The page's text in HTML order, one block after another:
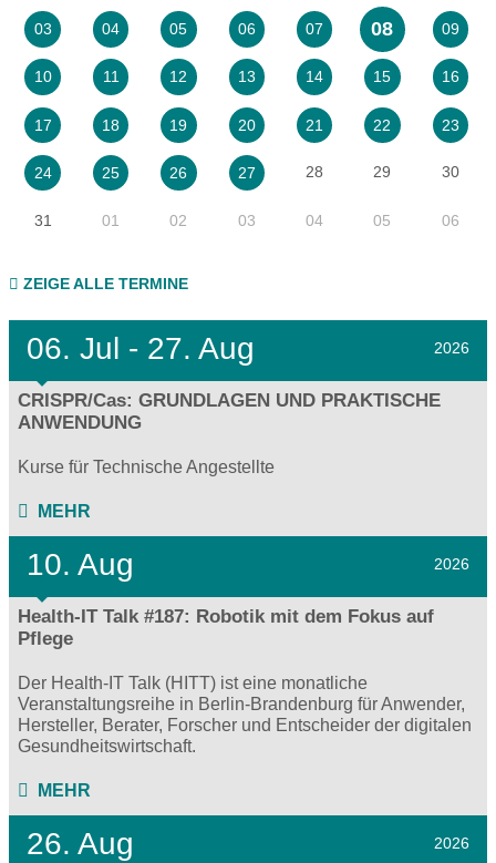
03 04 05 06 07 08 09
10 11 12 13 14 15 16
17 18 19 20 21 22 23
24 25 26 27 28 29 30
31 01 02 03 04 05 06
ZEIGE ALLE TERMINE
06. Jul - 27. Aug 2026
CRISPR/Cas: GRUNDLAGEN UND PRAKTISCHE
ANWENDUNG
Kurse für Technische Angestellte
MEHR
10. Aug 2026
Health-IT Talk #187: Robotik mit dem Fokus auf
Pflege
Der Health-IT Talk (HITT) ist eine monatliche
Veranstaltungsreihe in Berlin-Brandenburg für Anwender,
Hersteller, Berater, Forscher und Entscheider der digitalen
Gesundheitswirtschaft.
MEHR
26. Aug 2026